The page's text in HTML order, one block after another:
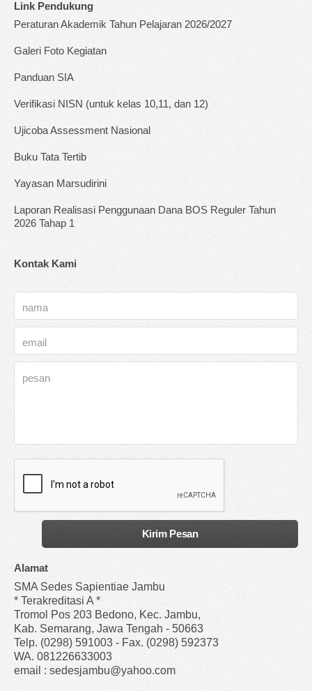
Link Pendukung
Peraturan Akademik Tahun Pelajaran 2026/2027
Galeri Foto Kegiatan
Panduan SIA
Verifikasi NISN (untuk kelas 10,11, dan 12)
Ujicoba Assessment Nasional
Buku Tata Tertib
Yayasan Marsudirini
Laporan Realisasi Penggunaan Dana BOS Reguler Tahun
2026 Tahap 1
Kontak Kami
Alamat
SMA Sedes Sapientiae Jambu
* Terakreditasi A *
Tromol Pos 203 Bedono, Kec. Jambu,
Kab. Semarang, Jawa Tengah - 50663
Telp. (0298) 591003 - Fax. (0298) 592373
WA. 081226633003
email : sedesjambu@yahoo.com